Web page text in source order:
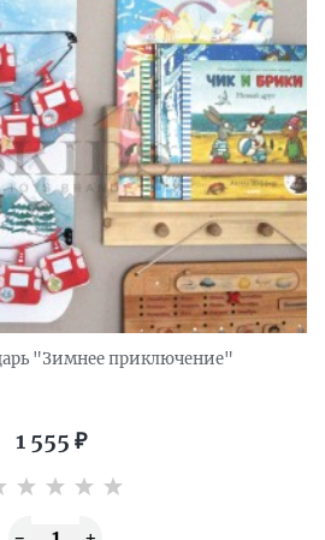
"Зимнее приключение"
1 555 ₽